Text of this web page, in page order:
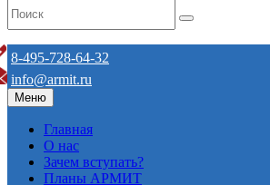
8-495-728-64-32
info@armit.ru
Меню
Главная
О нас
Зачем вступать?
Планы АРМИТ